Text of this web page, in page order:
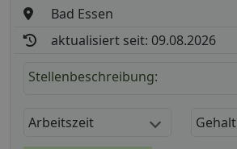
Bad Essen
aktualisiert seit: 09.08.2026
Stellenbeschreibung:
Arbeitszeit Gehalt